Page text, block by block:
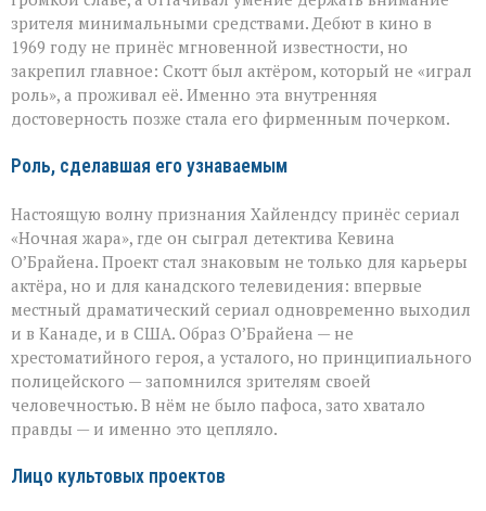
зрителя минимальными средствами. Дебют в кино в
1969 году не принёс мгновенной известности, но
закрепил главное: Скотт был актёром, который не «играл
роль», а проживал её. Именно эта внутренняя
достоверность позже стала его фирменным почерком.
Роль, сделавшая его узнаваемым
Настоящую волну признания Хайлендсу принёс сериал
«Ночная жара», где он сыграл детектива Кевина
О’Брайена. Проект стал знаковым не только для карьеры
актёра, но и для канадского телевидения: впервые
местный драматический сериал одновременно выходил
и в Канаде, и в США. Образ О’Брайена — не
хрестоматийного героя, а усталого, но принципиального
полицейского — запомнился зрителям своей
человечностью. В нём не было пафоса, зато хватало
правды — и именно это цепляло.
Лицо культовых проектов